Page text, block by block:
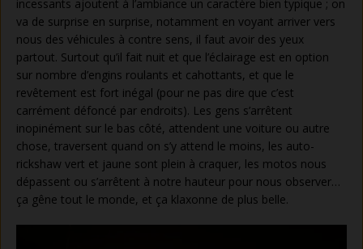
incessants ajoutent à l’ambiance un caractère bien typique ; on
va de surprise en surprise, notamment en voyant arriver vers
nous des véhicules à contre sens, il faut avoir des yeux
partout. Surtout qu’il fait nuit et que l’éclairage est en option
sur nombre d’engins roulants et cahottants, et que le
revêtement est fort inégal (pour ne pas dire que c’est
carrément défoncé par endroits). Les gens s’arrêtent
inopinément sur le bas côté, attendent une voiture ou autre
chose, traversent quand on s’y attend le moins, les auto-
rickshaw vert et jaune sont plein à craquer, les motos nous
dépassent ou s’arrêtent à notre hauteur pour nous observer…
ça gêne tout le monde, et ça klaxonne de plus belle.